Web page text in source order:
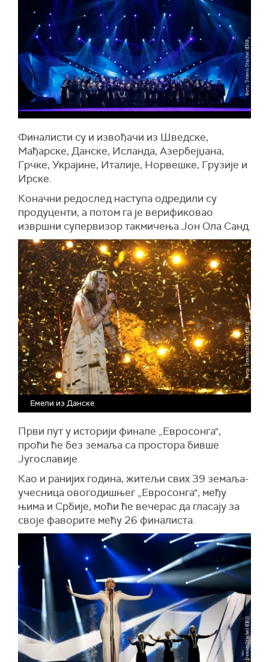
Финалисти су и извођачи из Шведске,
Мађарске, Данске, Исланда, Азербејџана,
Грчке, Украјине, Италије, Норвешке, Грузије и
Ирске.
Коначни редослед наступа одредили су
продуценти, а потом га је верификовао
извршни супервизор такмичења Јон Ола Санд.
Емели из Данске
Први пут у историји финале „Евросонга",
проћи ће без земаља са простора бивше
Југославије.
Као и ранијих година, житељи свих 39 земаља-
учесница овогодишњег „Евросонга", међу
њима и Србије, моћи ће вечерас да гласају за
своје фаворите мећу 26 финалиста.